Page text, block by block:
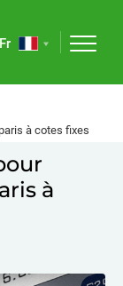
Fr
à cotes fixes
à